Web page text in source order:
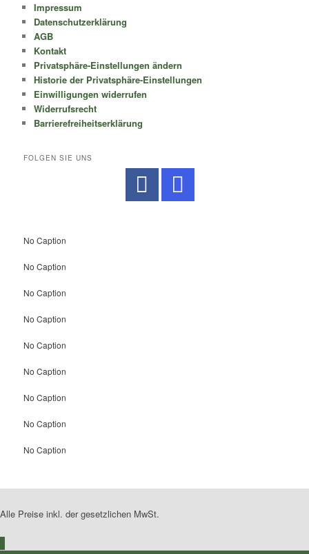
Impressum
Datenschutzerklärung
AGB
Kontakt
Privatsphäre-Einstellungen ändern
Historie der Privatsphäre-Einstellungen
Einwilligungen widerrufen
Widerrufsrecht
Barrierefreiheitserklärung
FOLGEN SIE UNS
No Caption
No Caption
No Caption
No Caption
No Caption
No Caption
No Caption
No Caption
No Caption
Alle Preise inkl. der gesetzlichen MwSt.